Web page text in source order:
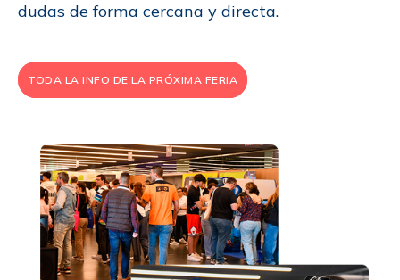
dudas de forma cercana y directa.
TODA LA INFO DE LA PRÓXIMA FERIA